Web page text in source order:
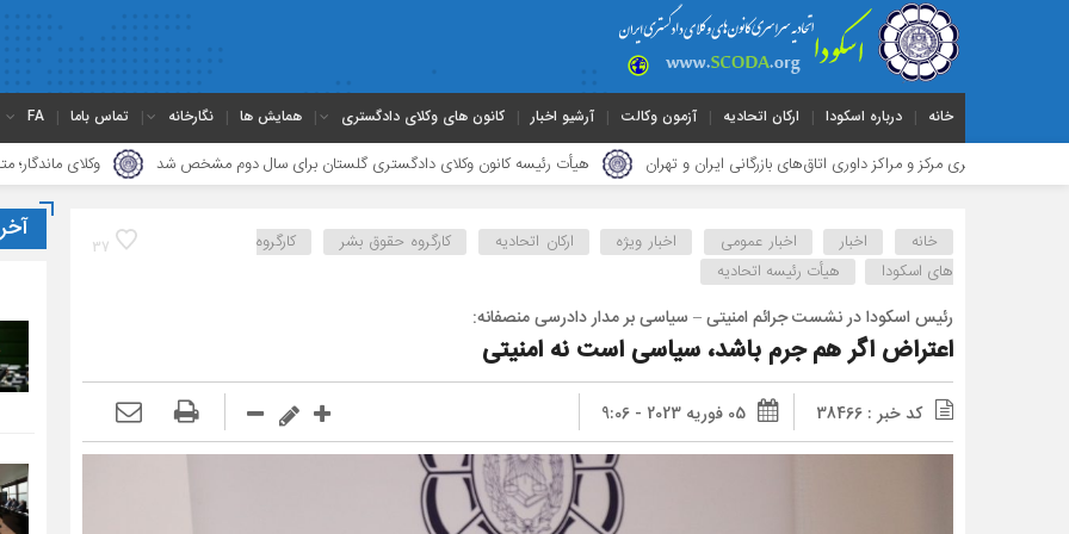
خانه درباره اسکودا ارکان اتحادیه آزمون وکالت آرشیو اخبار کانون های وکلای دادگستری همایش ها نگارخانه تماس باما FA
و مراکز داوری اتاق‌های بازرگانی ایران و تهران هیأت ‌رئیسه کانون وکلای دادگستری گلستان برای سال دوم مشخص شد وکلای ماندگار؛ متخلق به
37 خانه اخبار اخبار عمومی اخبار ویژه ارکان اتحادیه کارگروه حقوق بشر
کارگروه
های اسکودا
هیأت رئیسه اتحادیه
رئیس اسکودا در نشست جرائم امنیتی – سیاسی بر مدار دادرسی منصفانه:
اعتراض اگر هم جرم باشد، سیاسی است نه امنیتی
کد خبر : 38466 05 فوریه 2023 - 9:06